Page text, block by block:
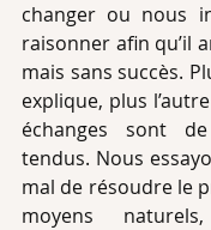
changer ou nous
raisonner afin qu’il
mais sans succès.
explique, plus
échanges sont
tendus. Nous
mal de résoudre le
moyens